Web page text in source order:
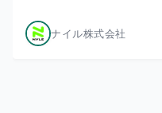
ナイル株式会社